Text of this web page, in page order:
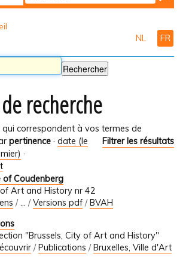
Recherche
NL FR
recherche
qui correspondent à vos termes de
Filtrer les résultats
pertinence · date (le
·
of Coudenberg
Art and History nr 42
/… /Versions pdf /BVAH
"Brussels, City of Art and History"
/Publications /Bruxelles, Ville d'Art